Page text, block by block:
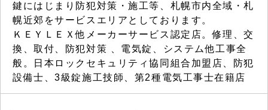
鍵にはじまり防犯対策・施工等、札幌市内全域・札
幌近郊をサービスエリアとしております。
ＫＥＹＬＥＸ他メーカーサービス認定店。修理、交
換、取付、防犯対策 、電気錠、システム他工事全
般。日本ロックセキュリティ協同組合加盟店、防犯
設備士、3級錠施工技師、第2種電気工事士在籍店